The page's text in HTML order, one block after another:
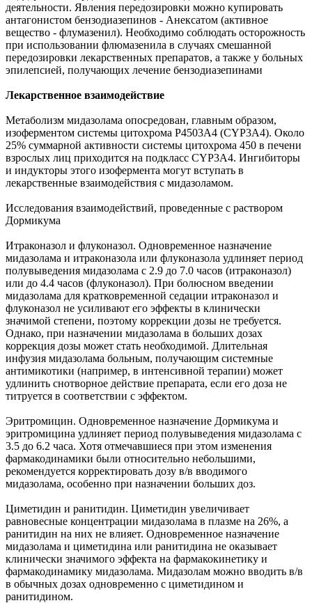
деятельности. Явления передозировки можно купировать
антагонистом бензодиазепинов - Анексатом (активное
вещество - флумазенил). Необходимо соблюдать осторожность
при использовании флюмазенила в случаях смешанной
передозировки лекарственных препаратов, а также у больных
эпилепсией, получающих лечение бензодиазепинами
Лекарственное взаимодействие
Метаболизм мидазолама опосредован, главным образом,
изоферментом системы цитохрома Р4503А4 (CYP3A4). Около
25% суммарной активности системы цитохрома 450 в печени
взрослых лиц приходится на подкласс CYP3A4. Ингибиторы
и индукторы этого изофермента могут вступать в
лекарственные взаимодействия с мидазоламом.
Исследования взаимодействий, проведенные с раствором
Дормикума
Итраконазол и флуконазол. Одновременное назначение
мидазолама и итраконазола или флуконазола удлиняет период
полувыведения мидазолама с 2.9 до 7.0 часов (итраконазол)
или до 4.4 часов (флуконазол). При болюсном введении
мидазолама для кратковременной седации итраконазол и
флуконазол не усиливают его эффекты в клинически
значимой степени, поэтому коррекции дозы не требуется.
Однако, при назначении мидазолама в больших дозах
коррекция дозы может стать необходимой. Длительная
инфузия мидазолама больным, получающим системные
антимикотики (например, в интенсивной терапии) может
удлинить снотворное действие препарата, если его доза не
титруется в соответствии с эффектом.
Эритромицин. Одновременное назначение Дормикума и
эритромицина удлиняет период полувыведения мидазолама с
3.5 до 6.2 часа. Хотя отмечавшиеся при этом изменения
фармакодинамики были относительно небольшими,
рекомендуется корректировать дозу в/в вводимого
мидазолама, особенно при назначении больших доз.
Циметидин и ранитидин. Циметидин увеличивает
равновесные концентрации мидазолама в плазме на 26%, а
ранитидин на них не влияет. Одновременное назначение
мидазолама и циметидина или ранитидина не оказывает
клинически значимого эффекта на фармакокинетику и
фармакодинамику мидазолама. Мидазолам можно вводить в/в
в обычных дозах одновременно с циметидином и
ранитидином.